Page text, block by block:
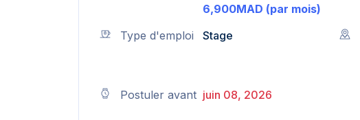
6,900MAD (par mois)
Type d'emploi Stage
Postuler avant juin 08, 2026